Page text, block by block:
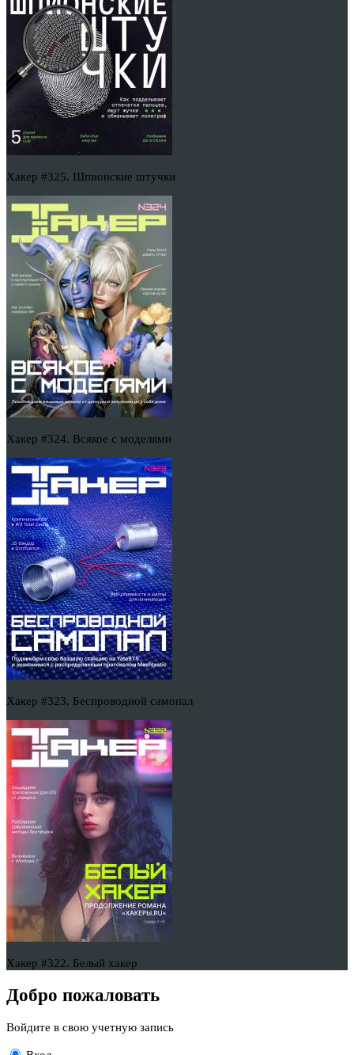
Хакер #325. Шпионские штучки
Хакер #324. Всякое с моделями
Хакер #323. Беспроводной самопал
Хакер #322. Белый хакер
Добро пожаловать
Войдите в свою учетную запись